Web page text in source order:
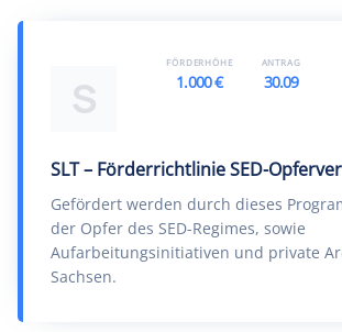
S
SLT – Förderrichtlinie SED-
Gefördert werden durch dieses
der Opfer des SED-Regimes, sowie
Aufarbeitungsinitiativen und private
Sachsen.
FÖRDERHÖHE
1.000 €
ANTRAG
30.09